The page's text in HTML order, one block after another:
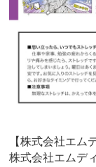
【株式会社エム
株式会社エムデ